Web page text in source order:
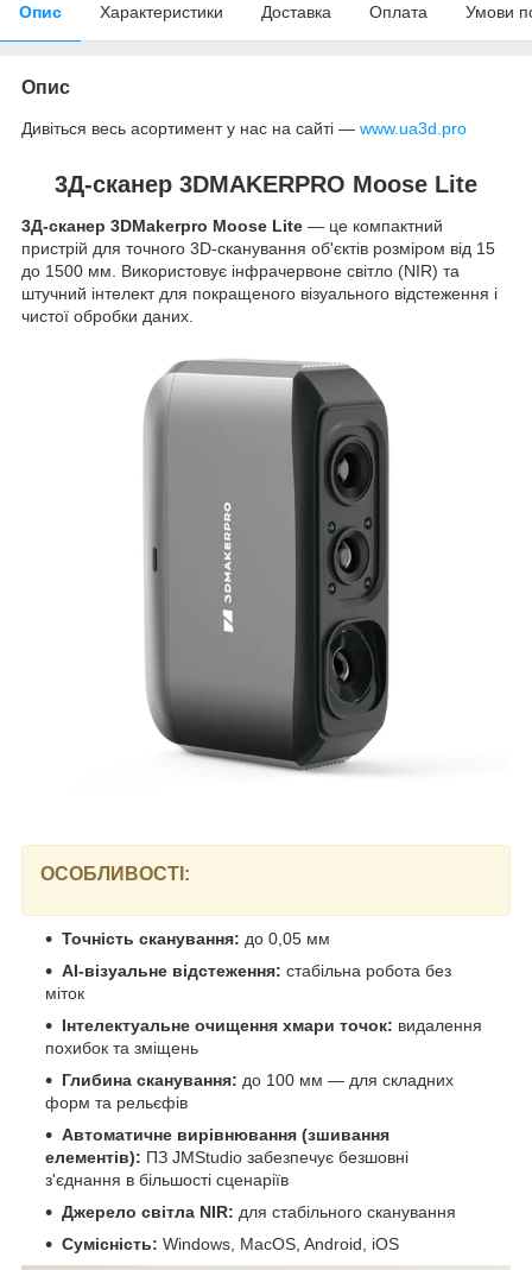
Опис Характеристики Доставка Оплата Умови
Опис
Дивіться весь асортимент у нас на сайті — www.ua3d.pro
3Д-сканер 3DMAKERPRO Moose Lite
3Д-сканер 3DMakerpro Moose Lite — це компактний
пристрій для точного 3D-сканування об'єктів розміром від 15
до 1500 мм. Використовує інфрачервоне світло (NIR) та
штучний інтелект для покращеного візуального відстеження і
чистої обробки даних.
ОСОБЛИВОСТІ:
Точність сканування: до 0,05 мм
AI-візуальне відстеження: стабільна робота без
міток
Інтелектуальне очищення хмари точок: видалення
похибок та зміщень
Глибина сканування: до 100 мм — для складних
форм та рельєфів
Автоматичне вирівнювання (зшивання
елементів): ПЗ JMStudio забезпечує безшовні
з'єднання в більшості сценаріїв
Джерело світла NIR: для стабільного сканування
Сумісність: Windows, MacOS, Android, iOS